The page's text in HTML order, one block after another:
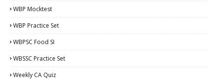
WBP Mocktest
WBP Practice Set
WBPSC Food SI
WBSSC Practice Set
Weekly CA Quiz